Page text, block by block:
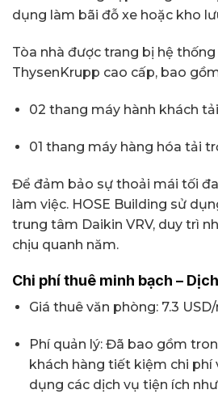
dụng làm bãi đỗ xe hoặc kho
Tòa nhà được trang bị hệ
ThysenKrupp cao cấp, bao
02 thang máy hành khách
01 thang máy hàng hóa tải
Để đảm bảo sự thoải mái tối
làm việc. HOSE Building sử
trung tâm Daikin VRV, duy trì
chịu quanh năm.
Chi phí thuê minh bạch –
Giá thuê văn phòng: 7.3
Phí quản lý: Đã bao gồm
khách hàng tiết kiệm chi phí
dụng các dịch vụ tiện ích